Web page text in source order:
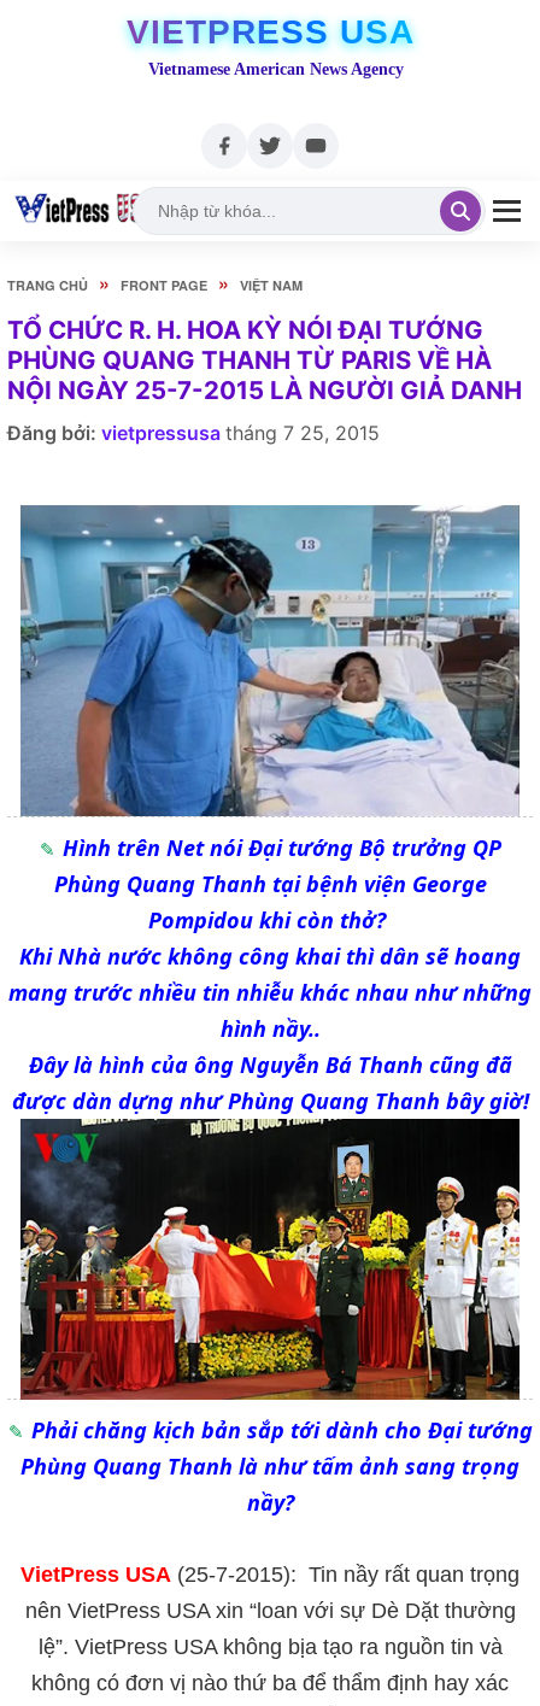
VIETPRESS USA
Vietnamese American News Agency
TRANG CHỦ » FRONT PAGE » VIỆT NAM
TỔ CHỨC R. H. HOA KỲ NÓI ĐẠI TƯỚNG
PHÙNG QUANG THANH TỪ PARIS VỀ HÀ
NỘI NGÀY 25-7-2015 LÀ NGƯỜI GIẢ DANH
Đăng bởi: vietpressusa tháng 7 25, 2015
Hình trên Net nói Đại tướng Bộ trưởng QP
Phùng Quang Thanh tại bệnh viện George
Pompidou khi còn thở?
Khi Nhà nước không công khai thì dân sẽ hoang
mang trước nhiều tin nhiễu khác nhau như những
hình nầy..
Đây là hình của ông Nguyễn Bá Thanh cũng đã
được dàn dựng như Phùng Quang Thanh bây giờ!
Phải chăng kịch bản sắp tới dành cho Đại tướng
Phùng Quang Thanh là như tấm ảnh sang trọng
nầy?
VietPress USA (25-7-2015): Tin nầy rất quan trọng
nên VietPress USA xin “loan với sự Dè Dặt thường
lệ”. VietPress USA không bịa tạo ra nguồn tin và
không có đơn vị nào thứ ba để thẩm định hay xác